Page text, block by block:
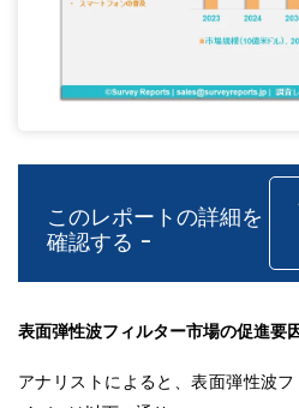
このレポートの詳細を
確認する -
表面弾性波フィルター市場の促進要
アナリストによると、表面弾性波